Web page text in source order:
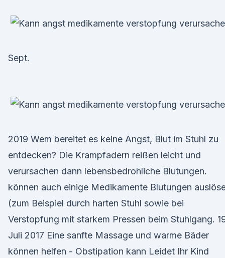
Sept.
2019 Wem bereitet es keine Angst, Blut im Stuhl zu
entdecken? Die Krampfadern reißen leicht und
verursachen dann lebensbedrohliche Blutungen.
können auch einige Medikamente Blutungen
(zum Beispiel durch harten Stuhl sowie bei
Verstopfung mit starkem Pressen beim Stuhlgang.
Juli 2017 Eine sanfte Massage und warme Bäder
können helfen - Obstipation kann Leidet Ihr Kind